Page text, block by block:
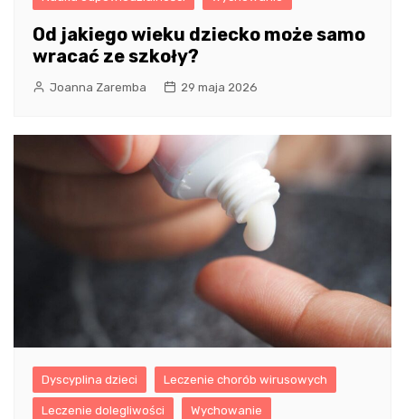
Od jakiego wieku dziecko może samo
wracać ze szkoły?
Joanna Zaremba 29 maja 2026
Dyscyplina dzieci Leczenie chorób wirusowych
Leczenie dolegliwości Wychowanie